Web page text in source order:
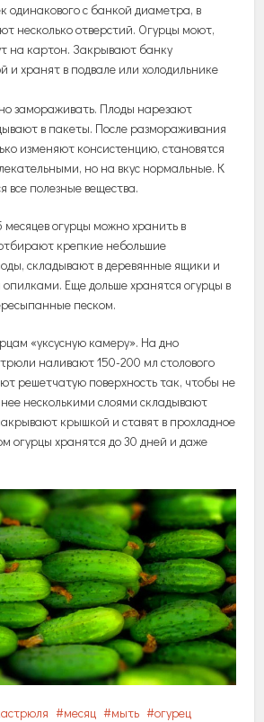
одинакового с банкой диаметра, в
несколько отверстий. Огурцы моют,
на картон. Закрывают банку
и хранят в подвале или холодильнике
замораживать. Плоды нарезают
в пакеты. После размораживания
изменяют консистенцию, становятся
но на вкус нормальные. К
все полезные вещества.
огурцы можно хранить в
крепкие небольшие
складывают в деревянные ящики и
Еще дольше хранятся огурцы в
песком.
«уксусную камеру». На дно
наливают 150-200 мл столового
решетчатую поверхность так, чтобы не
нее несколькими слоями складывают
крышкой и ставят в прохладное
огурцы хранятся до 30 дней и даже
месяц мыть
огурец